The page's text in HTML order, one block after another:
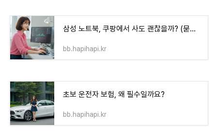
삼성 노트북, 쿠팡에서 사도 괜찮을까? (묻지마 구매 전에 꼭 봐야 할 3가지)
bb.hapihapi.kr
초보 운전자 보험, 왜 필수일까요?
bb.hapihapi.kr